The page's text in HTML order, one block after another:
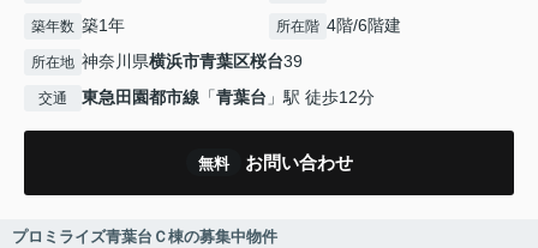
築年数 築1年 所在階 4階/6階建
所在地 神奈川県横浜市青葉区桜台39
交通 東急田園都市線 「青葉台 」駅 徒歩12分
無料 お問い合わせ
プロミライズ青葉台Ｃ棟の募集中物件